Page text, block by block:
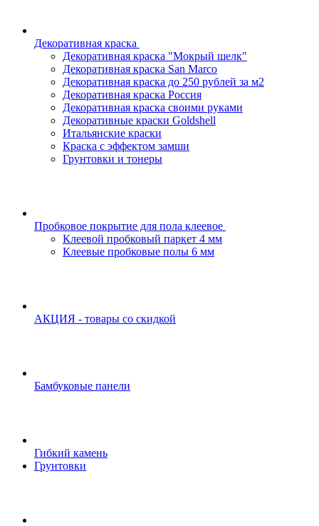
Декоративная краска
Декоративная краска "Мокрый шелк"
Декоративная краска San Marco
Декоративная краска до 250 рублей за м2
Декоративная краска Россия
Декоративная краска своими руками
Декоративные краски Goldshell
Итальянские краски
Краска с эффектом замши
Грунтовки и тонеры
Пробковое покрытие для пола клеевое
Клеевой пробковый паркет 4 мм
Клеевые пробковые полы 6 мм
АКЦИЯ - товары со скидкой
Бамбуковые панели
Гибкий камень
Грунтовки